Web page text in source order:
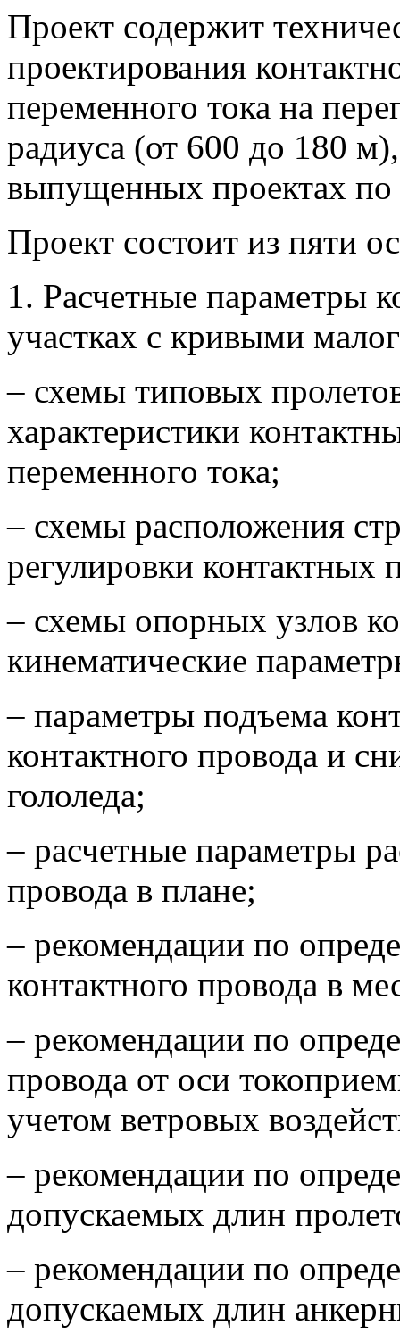
Проект содержит
проектирования
переменного тока на
радиуса (от 600 до 180
выпущенных проектах
Проект состоит из пяти
1. Расчетные параметры
участках с кривыми
– схемы типовых
характеристики
переменного тока;
– схемы расположения
регулировки контактных
– схемы опорных узлов
кинематические
– параметры подъема
контактного провода и
гололеда;
– расчетные параметры
провода в плане;
– рекомендации по
контактного провода в
– рекомендации по
провода от оси
учетом ветровых
– рекомендации по
допускаемых длин
– рекомендации по
допускаемых длин